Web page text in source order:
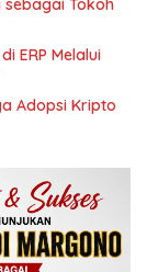
sebagai Tokoh
ERP Melalui
Adopsi Kripto